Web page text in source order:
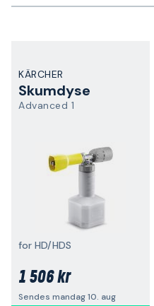
KÄRCHER
Skumdyse
Advanced 1
for HD/HDS
1 506 kr
Sendes mandag 10. aug